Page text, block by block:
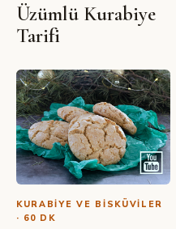
Üzümlü Kurabiye
Tarifi
KURABIYE VE BISKÜVILER
· 60 DK